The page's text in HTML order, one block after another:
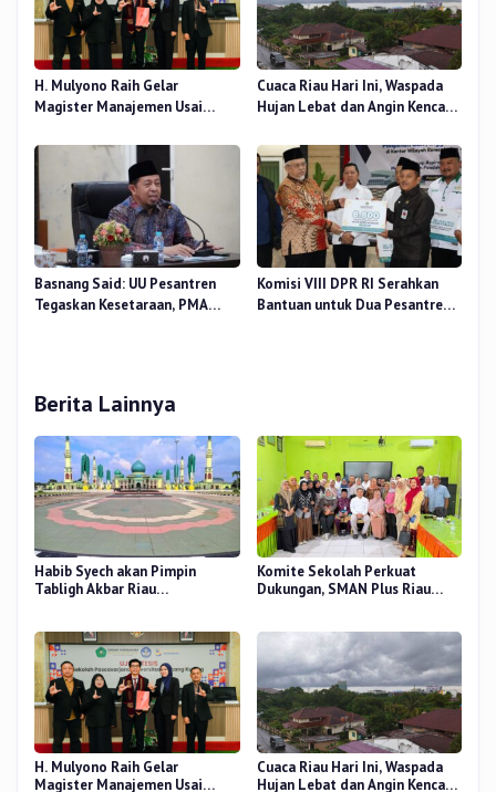
H. Mulyono Raih Gelar
Magister Manajemen Usai
Terhadap Beban Kerja
Cuaca Riau Hari Ini, Waspada
Hujan Lebat dan Angin Kencang
Basnang Said: UU Pesantren
Tegaskan Kesetaraan, PMA
Komisi VIII DPR RI Serahkan
Bantuan untuk Dua Pesantren
Berita Lainnya
Habib Syech akan Pimpin
Tabligh Akbar Riau
Komite Sekolah Perkuat
Dukungan, SMAN Plus Riau
H. Mulyono Raih Gelar
Magister Manajemen Usai
Cuaca Riau Hari Ini, Waspada
Hujan Lebat dan Angin Kencang